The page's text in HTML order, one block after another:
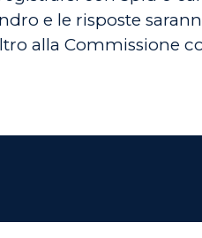
e le risposte
alla Commissione